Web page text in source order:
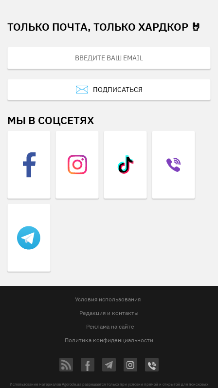
ТОЛЬКО ПОЧТА, ТОЛЬКО ХАРДКОР 🤘
ПОДПИСАТЬСЯ
МЫ В СОЦСЕТЯХ
Условия использования
Редакция и контакты
Реклама на сайте
Политика конфиденциальности
Использование материалов Vgorode.ua разрешается только при условии прямой и открытой для поисковых